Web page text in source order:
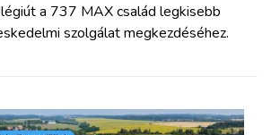
a 737 MAX család legkisebb
szolgálat megkezdéséhez.